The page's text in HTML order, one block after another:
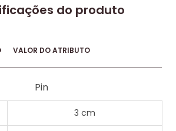
do produto
VALOR DO ATRIBUTO
Pin
3 cm